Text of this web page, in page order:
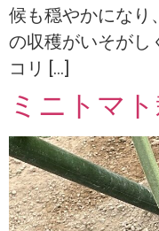
候も穏やかになり
の収穫がいそがし
コリ […]
ミニトマ